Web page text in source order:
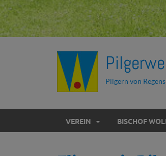
Pilgern von
VEREIN BISCHOF